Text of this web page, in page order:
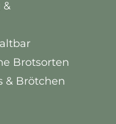
&
Brotsorten
& Brötchen